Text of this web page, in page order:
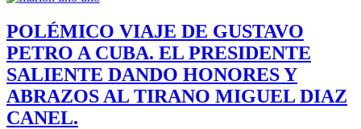
POLÉMICO VIAJE DE GUSTAVO
PETRO A CUBA. EL PRESIDENTE
SALIENTE DANDO HONORES Y
ABRAZOS AL TIRANO MIGUEL DIAZ
CANEL.